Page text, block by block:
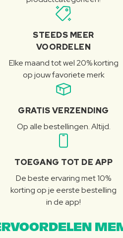
STEEDS MEER
VOORDELEN
Elke maand tot wel 20% korting
op jouw favoriete merk
GRATIS VERZENDING
Op alle bestellingen. Altijd.
TOEGANG TOT DE APP
De beste ervaring met 10%
korting op je eerste bestelling
in de app!